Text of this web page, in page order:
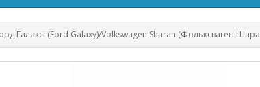
Галаксі (Ford Galaxy)/Volkswagen Sharan (Фольксваген